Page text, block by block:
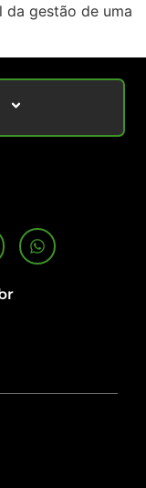
da gestão de uma